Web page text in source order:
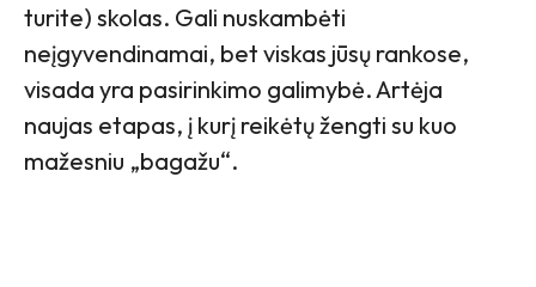
turite) skolas. Gali nuskambėti
neįgyvendinamai, bet viskas jūsų rankose,
visada yra pasirinkimo galimybė. Artėja
naujas etapas, į kurį reikėtų žengti su kuo
mažesniu „bagažu“.